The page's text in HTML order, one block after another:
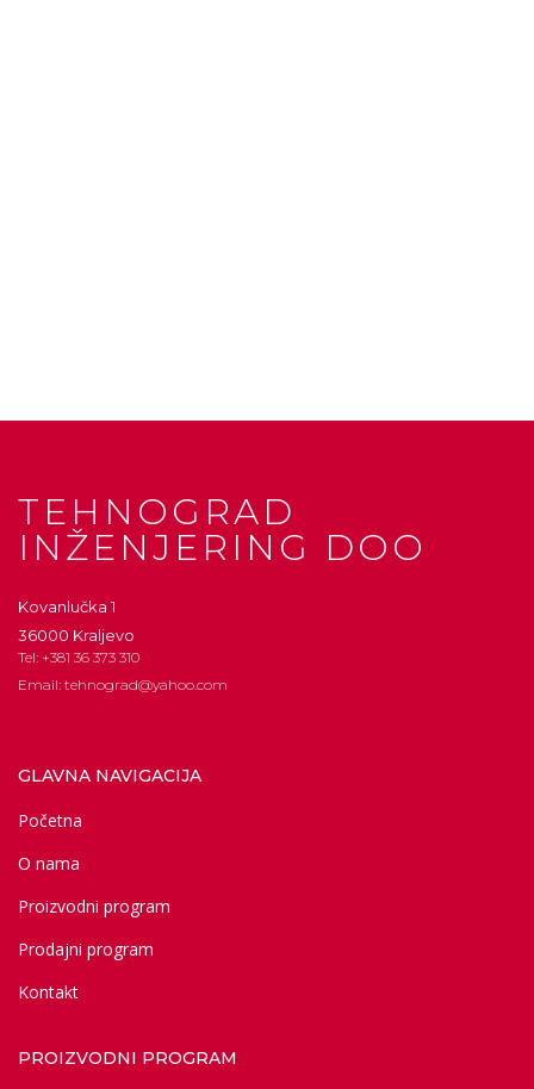
TEHNOGRAD
INŽENJERING DOO
Kovanlučka 1
36000 Kraljevo
Tel: +381 36 373 310
Email: tehnograd@yahoo.com
GLAVNA NAVIGACIJA
Početna
O nama
Proizvodni program
Prodajni program
Kontakt
PROIZVODNI PROGRAM